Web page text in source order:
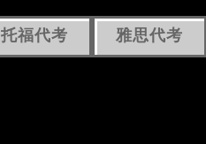
托福代考 雅思代考